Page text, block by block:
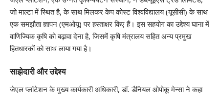
जो माल्टा में स्थित है, के साथ मिलकर केप कोस्ट विश्वविद्यालय (यूसीसी) के साथ
एक समझौता ज्ञापन (एमओयू) पर हस्ताक्षर किए हैं। इस सहयोग का उद्देश्य घाना में
वाणिज्यिक कृषि को बढ़ावा देना है, जिसमें कृषि मंत्रालय सहित अन्य प्रमुख
हितधारकों को साथ लाया गया है।
साझेदारी और उद्देश्य
जेएल प्लांटेशन के मुख्य कार्यकारी अधिकारी, डॉ. डैनियल ओपोकू मेन्सा ने कहा